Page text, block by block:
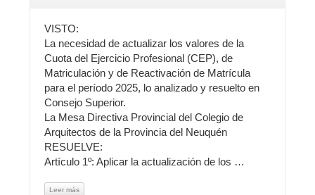
VISTO:
La necesidad de actualizar los valores de la
Cuota del Ejercicio Profesional (CEP), de
Matriculación y de Reactivación de Matrícula
para el período 2025, lo analizado y resuelto en
Consejo Superior.
La Mesa Directiva Provincial del Colegio de
Arquitectos de la Provincia del Neuquén
RESUELVE:
Artículo 1º: Aplicar la actualización de los …
Leer más